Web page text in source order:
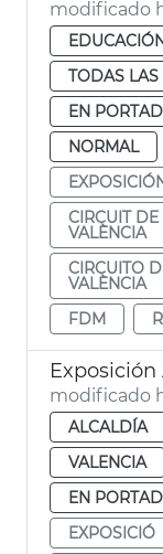
modificado
TODAS
EN
NORMAL
CIRCUIT
VALÈNCIA
CIRCUITO
VALÈNCIA
FDM
modificado
ALCALDÍA
VALENCIA
EN
EXPOSICIÓ